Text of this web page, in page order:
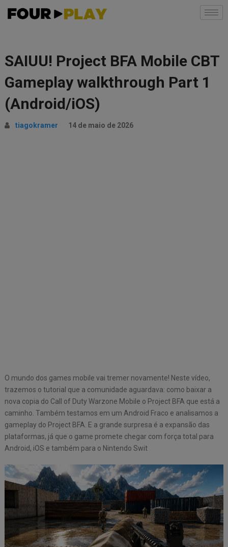
SAIUU! Project BFA Mobile CBT
Gameplay walkthrough Part 1
(Android/iOS)
tiagokramer 14 de maio de 2026
O mundo dos games mobile vai tremer novamente! Neste vídeo,
trazemos o tutorial que a comunidade aguardava: como baixar a
nova copia do Call of Duty Warzone Mobile o Project BFA que está a
caminho. Também testamos em um Android Fraco e analisamos a
gameplay do Project BFA. E a grande surpresa é a expansão das
plataformas, já que o game promete chegar com força total para
Android, iOS e também para o Nintendo Swit